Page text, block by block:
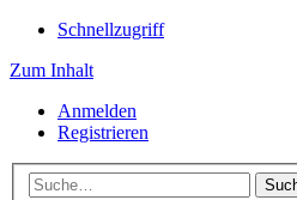
Schnellzugriff
Zum Inhalt
Anmelden
Registrieren